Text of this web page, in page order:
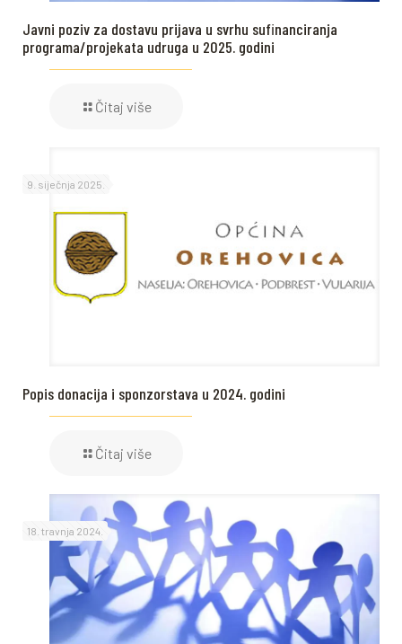
Javni poziv za dostavu prijava u svrhu sufinanciranja
programa/projekata udruga u 2025. godini
Čitaj više
9. siječnja 2025.
Popis donacija i sponzorstava u 2024. godini
Čitaj više
18. travnja 2024.